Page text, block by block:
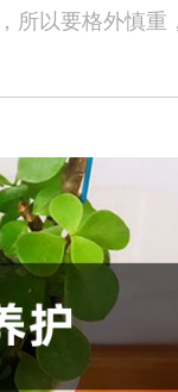
所以要格外慎重，